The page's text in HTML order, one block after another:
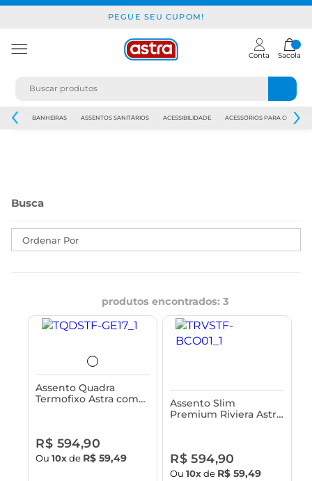
PEGUE SEU CUPOM!
Conta Sacola
JAPI BANHEIRAS ASSENTOS SANITÁRIOS ACESSIBILIDADE ACESSÓRIOS PARA
Ordenar Por
produtos encontrados: 3
Assento Quadra
Termofixo Astra com
Sistema Click
R$ 594,90
Ou10xde R$ 59,49
Assento Slim
Premium Riviera Astra
Fácil Remoção
R$ 594,90
Ou10xde R$ 59,49